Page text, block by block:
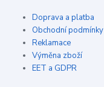
Doprava a platba
Obchodní podmínky
Reklamace
Výměna zboží
EET a GDPR